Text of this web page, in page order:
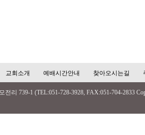
교회소개 예배시간안내 찾아오시는길
리 739-1 (TEL:051-728-3928, FAX:051-704-2833